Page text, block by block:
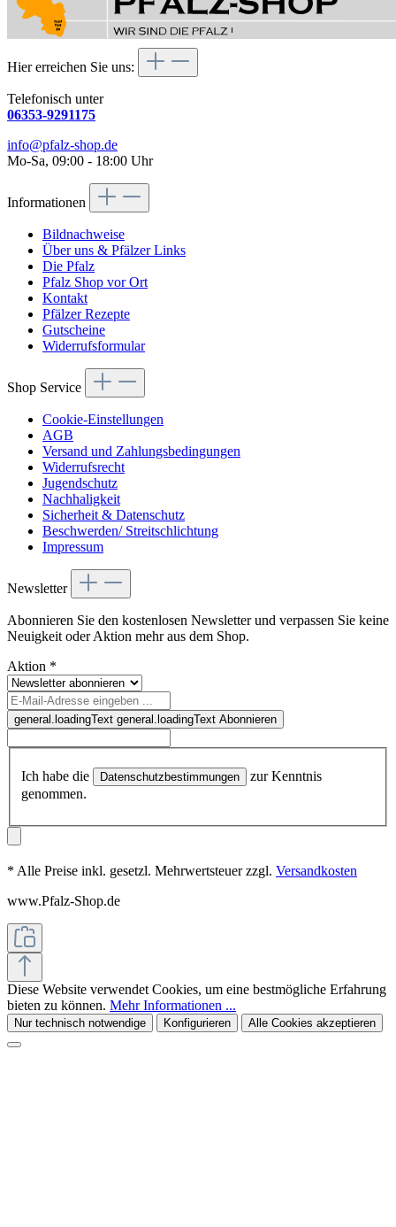
Hier erreichen Sie uns:
Telefonisch unter
06353-9291175
info@pfalz-shop.de
Mo-Sa, 09:00 - 18:00 Uhr
Informationen
Bildnachweise
Über uns & Pfälzer Links
Die Pfalz
Pfalz Shop vor Ort
Kontakt
Pfälzer Rezepte
Gutscheine
Widerrufsformular
Shop Service
Cookie-Einstellungen
AGB
Versand und Zahlungsbedingungen
Widerrufsrecht
Jugendschutz
Nachhaligkeit
Sicherheit & Datenschutz
Beschwerden/ Streitschlichtung
Impressum
Newsletter
Abonnieren Sie den kostenlosen Newsletter und verpassen Sie keine
Neuigkeit oder Aktion mehr aus dem Shop.
Aktion *
general.loadingText general.loadingText Abonnieren
Ich habe die Datenschutzbestimmungen
zur Kenntnis
genommen.
* Alle Preise inkl. gesetzl. Mehrwertsteuer zzgl. Versandkosten
www.Pfalz-Shop.de
Diese Website verwendet Cookies, um eine bestmögliche Erfahrung
bieten zu können. Mehr Informationen ...
Nur technisch notwendige Konfigurieren Alle Cookies akzeptieren